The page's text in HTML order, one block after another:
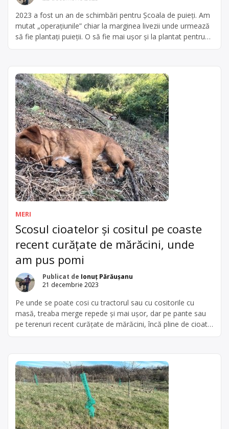
2023 a fost un an de schimbări pentru Școala de puieți. Am
mutat „operațiunile” chiar la marginea livezii unde urmează
să fie plantați puieții. O să fie mai ușor și la plantat pentru
MERI
Scosul cioatelor și cositul pe coaste
recent curățate de mărăcini, unde
am pus pomi
Publicat de Ionuț Părăușanu
21 decembrie 2023
Pe unde se poate cosi cu tractorul sau cu cositorile cu
masă, treaba merge repede și mai ușor, dar pe pante sau
pe terenuri recent curățate de mărăcini, încă pline de cioate,